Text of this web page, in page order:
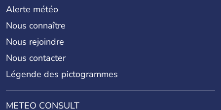
Alerte météo
Nous connaître
Nous rejoindre
Nous contacter
Légende des pictogrammes
METEO CONSULT